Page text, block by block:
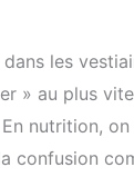
les
» au plus
nutrition,
confusion